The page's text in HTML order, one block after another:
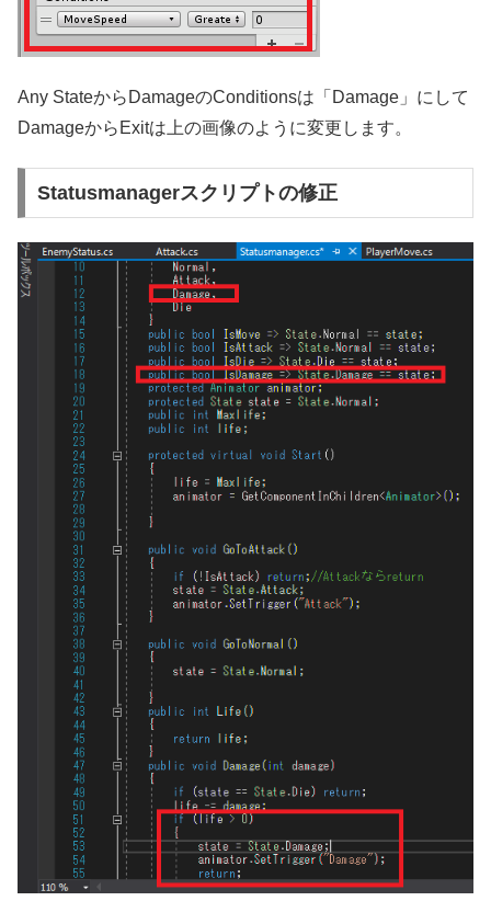
Any StateからDamageのConditionsは「Damage」にして
DamageからExitは上の画像のように変更します。
Statusmanagerスクリプトの修正